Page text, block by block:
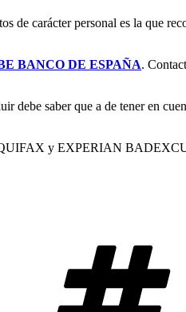
carácter personal es la que
BANCO DE ESPAÑA.
debe saber que a de tener en
y EXPERIAN